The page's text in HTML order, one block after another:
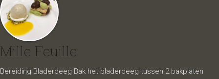
Mille Feuille
Bereiding Bladerdeeg Bak het bladerdeeg tussen 2 bakplaten